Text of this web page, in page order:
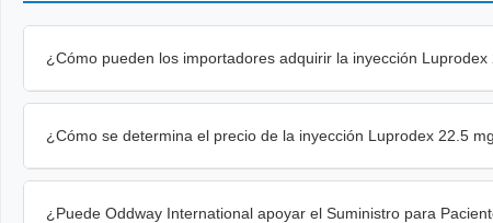
¿Cómo pueden los importadores adquirir la inyección
¿Cómo se determina el precio de la inyección Luprodex 22.5
¿Puede Oddway International apoyar el Suministro para